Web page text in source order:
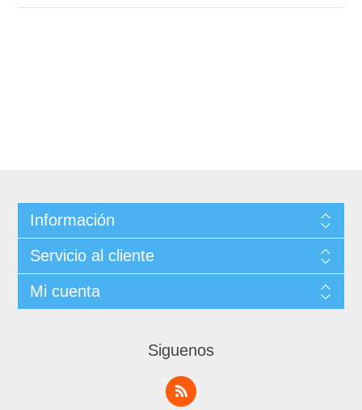
Información
Servicio al cliente
Mi cuenta
Siguenos